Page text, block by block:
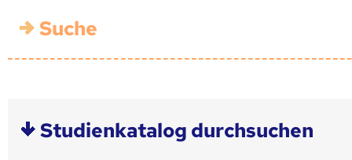
Suche
Studienkatalog durchsuchen